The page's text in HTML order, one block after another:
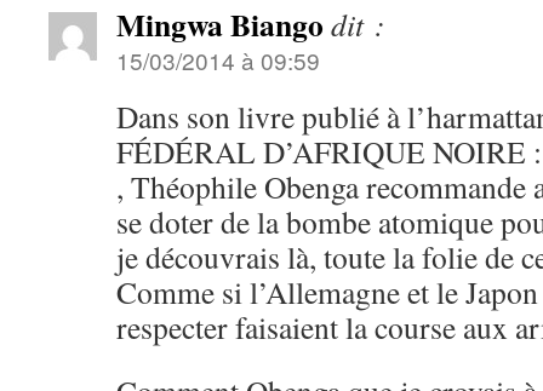
Mingwa Biango dit :
15/03/2014 à 09:59
Dans son livre publié à
FÉDÉRAL D’AFRIQUE
, Théophile Obenga recommande
se doter de la bombe atomique
je découvrais là, toute la folie de
Comme si l’Allemagne et le
respecter faisaient la course aux